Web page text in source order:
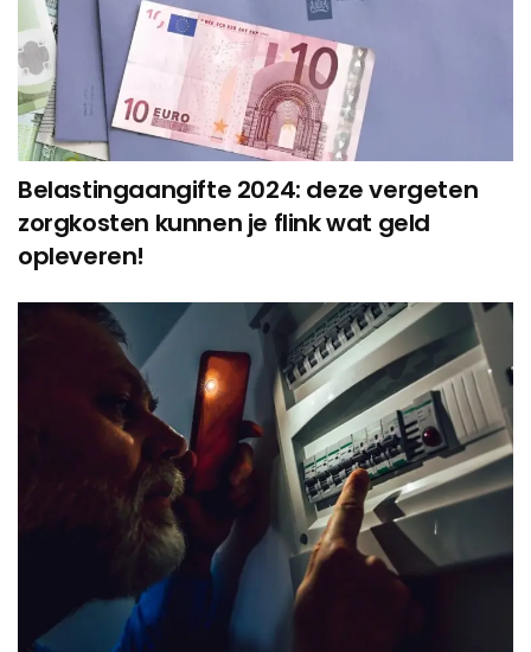
Belastingaangifte 2024: deze vergeten
zorgkosten kunnen je flink wat geld
opleveren!